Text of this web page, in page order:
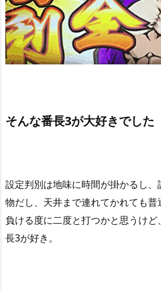
そんな番長3が大好きでした
設定判別は地味に時間が掛かるし
物だし、天井まで連れてかれても普
負ける度に二度と打つかと思うけ
長3が好き。